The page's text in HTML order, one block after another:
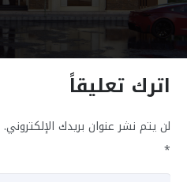
اترك تعليقاً
لن يتم نشر عنوان بريدك الإلكتروني.
*